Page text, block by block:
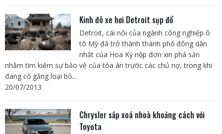
Kinh đô xe hơi Detroit sụp đổ
Detroit, cái nôi của ngành công nghiệp ô
tô Mỹ đã trở thành thành phố đông dân
nhất của Hoa Kỳ nộp đơn xin phá sản
nhằm tìm kiếm sự bảo vệ của tòa án trước các chủ nợ, trong khi
đang cố gắng loại bỏ...
20/07/2013
Chrysler sắp xoá nhoà khoảng cách với
Toyota